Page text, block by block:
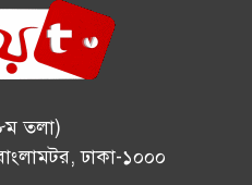
তলা)
ঢাকা-১০০০